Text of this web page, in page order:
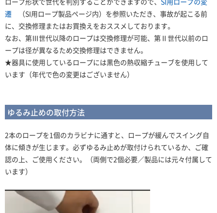
遷 （SI用ロープ製品ページ内）を参照いただき、事故が起こる前
に、交換修理またはお買換えをおススメしております。
なお、第Ⅲ世代以降のロープは交換修理が可能、第Ⅱ世代以前のロ
ープは径が異なるため交換修理はできません。
★器具に使用しているロープには黒色の熱収縮チューブを使用して
います（年代で色の変更はございません）
ゆるみ止めの取付方法
2本のロープを1個のカラビナに通すと、ロープが緩んでスイング自
体に傾きが生じます。必ずゆるみ止めが取付けられているか、ご確
認の上、ご使用ください。（両側で2個必要／製品には元々付属して
います）